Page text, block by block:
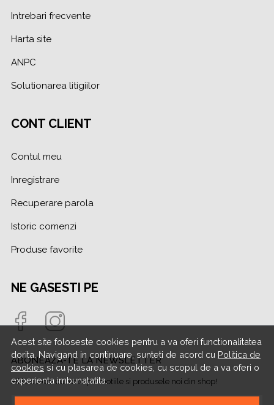
Acest site foloseste cookies pentru a va oferi functionalitatea
dorita. Navigand in continuare, sunteti de acord cu Politica de
cookies si cu plasarea de cookies, cu scopul de a va oferi o
experienta imbunatatita.
Intrebari frecvente
Harta site
ANPC
Solutionarea litigiilor
CONT CLIENT
Contul meu
Inregistrare
Recuperare parola
Istoric comenzi
Produse favorite
NE GASESTI PE
ABONEAZA-TE LA NEWSLETTER
Fii la curent cu toate promotiile si produsele noi din shop!